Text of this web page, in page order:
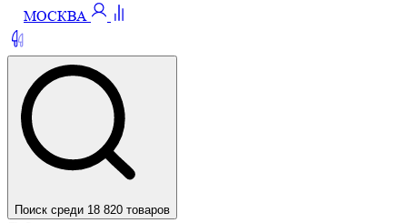
МОСКВА
Поиск среди 18 820 товаров